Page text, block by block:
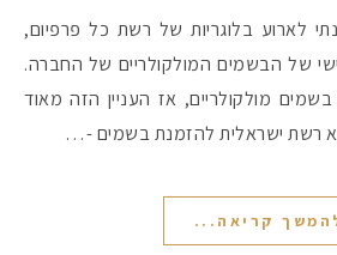
של הבשמים המולקולריים של החברה.
מולקולריים, אז העניין הזה מאוד
רשת ישראלית להזמנת בשמים -…
קריאה...